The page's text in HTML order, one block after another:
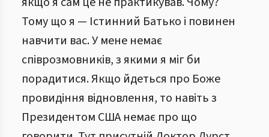
Тому що я — Істинний Батько і повинен
навчити вас. У мене немає
співрозмовників, з якими я міг би
порадитися. Якщо йдеться про Боже
провидіння відновлення, то навіть з
Президентом США немає про що